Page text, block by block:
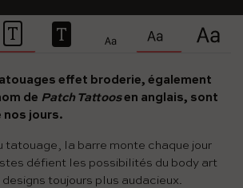
effet broderie, également
de ​​Patch Tattoosen anglais, sont
nos jours.
tatouage, la barre monte chaque jour
défient les possibilités du body art
toujours plus audacieux.